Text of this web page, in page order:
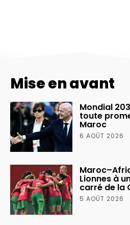
Mise en avant
Mondial
toute
Maroc
6 AOÛT 2026
Lionnes à
carré de la
5 AOÛT 2026